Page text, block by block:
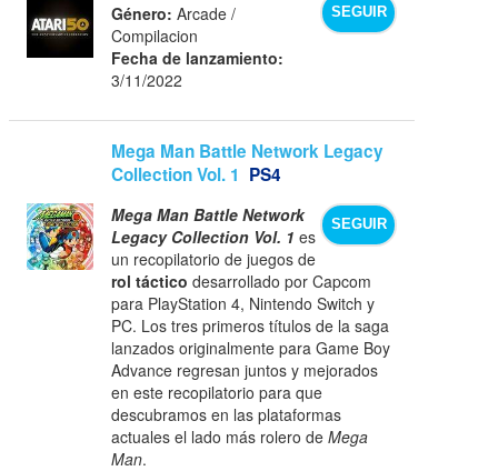
SEGUIR
Género: Arcade /
Compilacion
Fecha de lanzamiento:
3/11/2022
Mega Man Battle Network Legacy
Collection Vol. 1 PS4
SEGUIR
Mega Man Battle Network
Legacy Collection Vol. 1 es
un recopilatorio de juegos de
rol táctico desarrollado por Capcom
para PlayStation 4, Nintendo Switch y
PC. Los tres primeros títulos de la saga
lanzados originalmente para Game Boy
Advance regresan juntos y mejorados
en este recopilatorio para que
descubramos en las plataformas
actuales el lado más rolero deMega
Man.